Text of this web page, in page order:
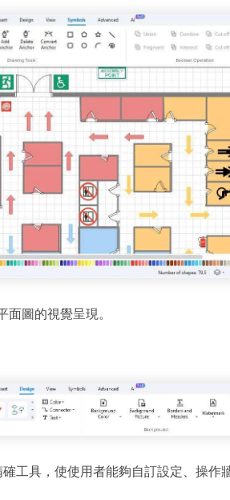
圖的視覺呈現。
工具，使使用者能夠自訂設定、操作